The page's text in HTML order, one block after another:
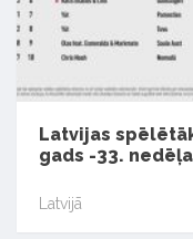
Latvijas
gads -33. nedēļa
Latvijā